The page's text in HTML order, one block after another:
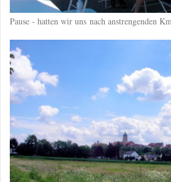
Pause - hatten wir uns nach anstrengenden